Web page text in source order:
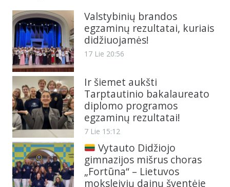
Valstybinių brandos
egzaminų rezultatai, kuriais
didžiuojamės!
17 Lie 20:56
Ir šiemet aukšti
Tarptautinio bakalaureato
diplomo programos
egzaminų rezultatai!
7 Lie 15:12
Vytauto Didžiojo
gimnazijos mišrus choras
„Fortūna“ – Lietuvos
moksleivių dainų šventėje